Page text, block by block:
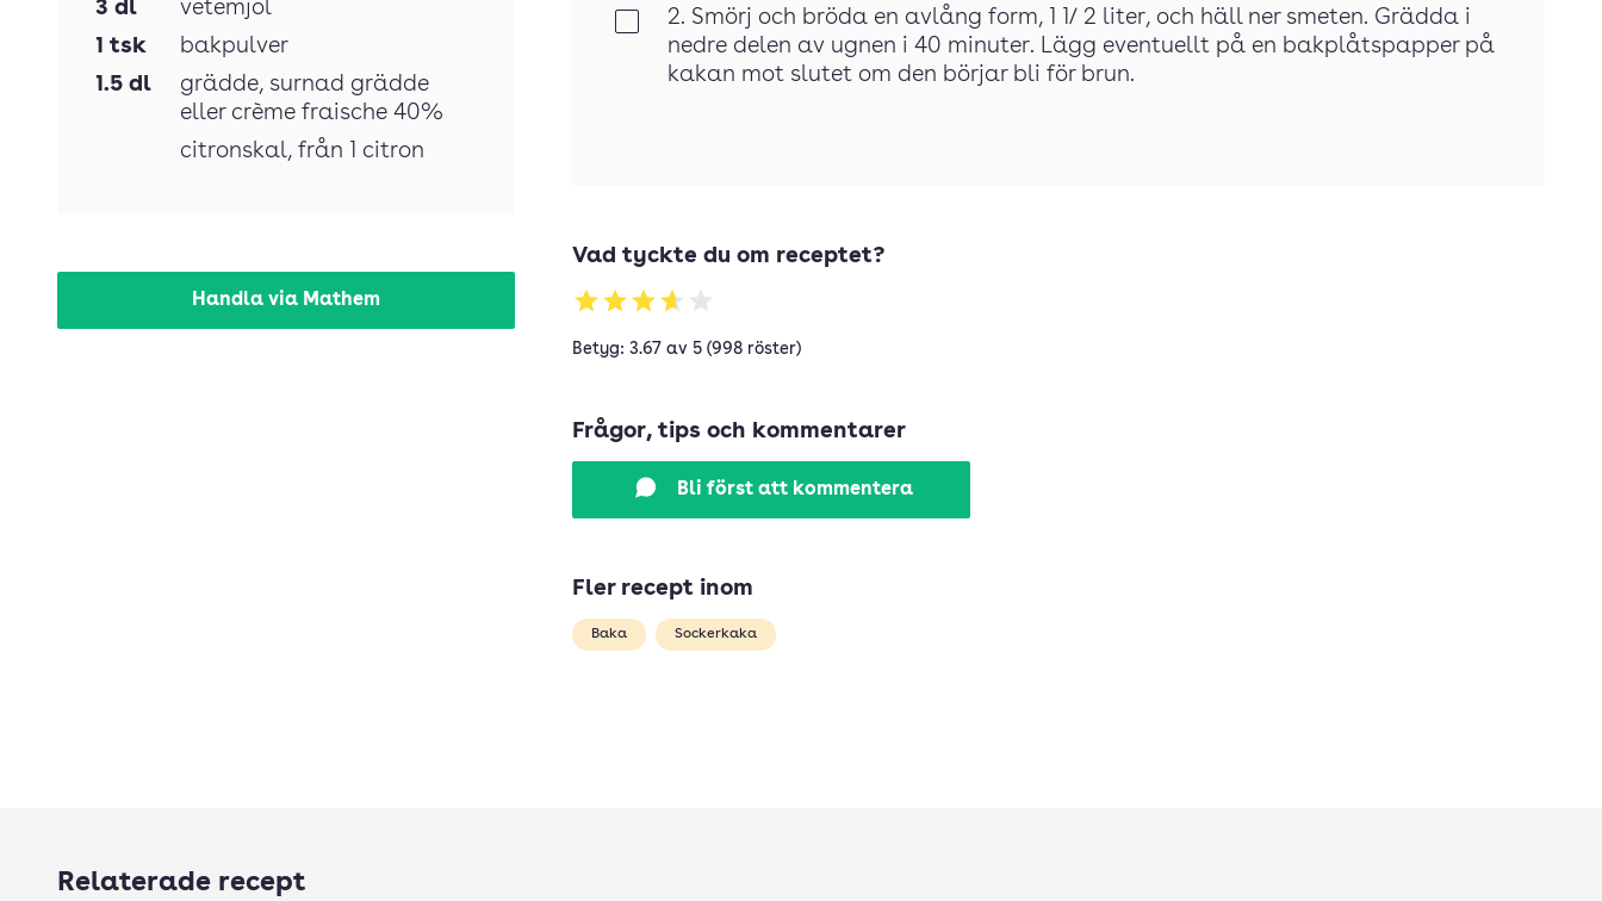
3 dl
vetemjöl
1 tsk
bakpulver
1.5 dl grädde, surnad grädde
eller crème fraische 40%
citronskal, från 1 citron
Handla via Mathem
2. Smörj och bröda en avlång form, 1 1/ 2 liter, och häll ner smeten. Grädda i
nedre delen av ugnen i 40 minuter. Lägg eventuellt på en bakplåtspapper på
kakan mot slutet om den börjar bli för brun.
Vad tyckte du om receptet?
Betyg: 3.67 av 5 (998 röster)
Frågor, tips och kommentarer
Bli först att kommentera
Fler recept inom
Baka Sockerkaka
Relaterade recept